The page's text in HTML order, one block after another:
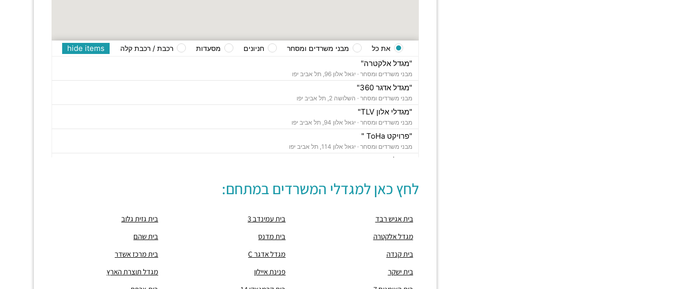
"מגדל אלקטרה"
מבני משרדים ומסחר · יגאל אלון 96, תל אביב יפו
"מגדל אדגר 360"
מבני משרדים ומסחר · השלושה 2, תל אביב יפו
"מגדלי אלון TLV"
מבני משרדים ומסחר · יגאל אלון 94, תל אביב יפו
"פרויקט ToHa "
מבני משרדים ומסחר · יגאל אלון 114, תל אביב יפו
"מגדל סוזוקי"
"מגדל אדגר C "
מבני משרדים ומסחר ·השלושה 10, תל אביב יפו
מבני משרדים ומסחר ·
"מגדל טויוטה"
"בית אנגל"
hide items את כל מבני משרדים ומסחר חניונים מסעדות רכבת / רכבת קלה
לחץ כאן למגדלי המשרדים במתחם:
בית אגיש רבד בית עמינדב 3
בית גזית גלוב
מגדל אלקטרה
בית מדנס
בית שהם
בית קנדה
מגדל אדגר C
בית מרכז אשדר
בית ישקר
פנינת איילון
מגדל תוצרת הארץ